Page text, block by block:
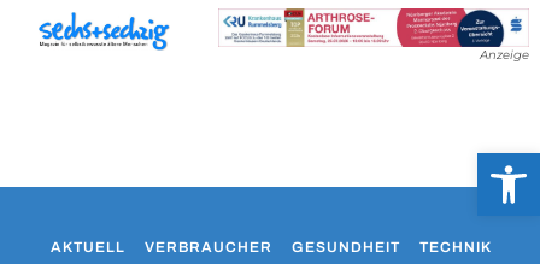
Anzeige
AKTUELL VERBRAUCHER GESUNDHEIT TECHNIK